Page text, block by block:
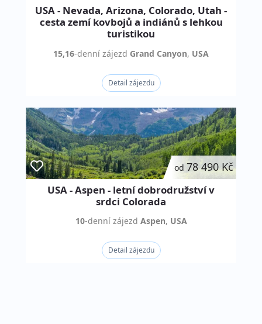
USA - Nevada, Arizona, Colorado, Utah -
cesta zemí kovbojů a indiánů s lehkou
turistikou
15,16-denní zájezd Grand Canyon, USA
Detail zájezdu
od 78 490 Kč
USA - Aspen - letní dobrodružství v
srdci Colorada
10-dennízájezd Aspen, USA
Detail zájezdu